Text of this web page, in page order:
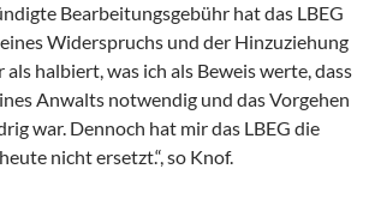
Bearbeitungsgebühr hat das LBEG
Widerspruchs und der Hinzuziehung
halbiert, was ich als Beweis werte, dass
Anwalts notwendig und das Vorgehen
war. Dennoch hat mir das LBEG die
nicht ersetzt.“, so Knof.